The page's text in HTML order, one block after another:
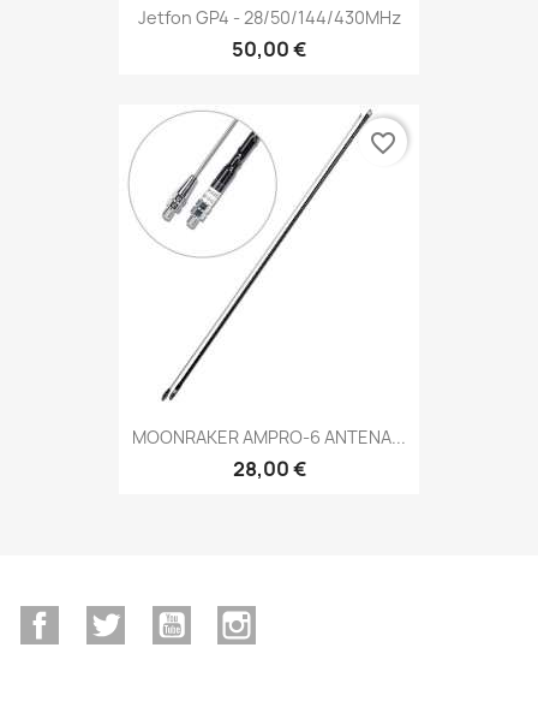
Jetfon GP4 - 28/50/144/430MHz
50,00 €
MOONRAKER AMPRO-6 ANTENA...
28,00 €
favorite_border
FacebookTwitter YouTube